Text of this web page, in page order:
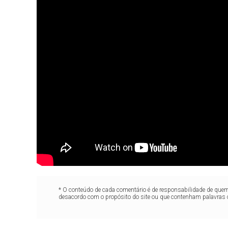
* O conteúdo de cada comentário é de responsabilidade de
desacordo com o propósito do site ou que contenham palavras